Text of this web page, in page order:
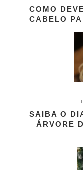
COMO
CABELO
SAIBA O
ÁRVORE